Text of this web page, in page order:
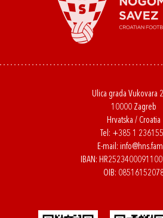
Ulica grada Vukovara
10000 Zagreb
Hrvatska / Croatia
Tel: +385 1
E-mail:
IBAN:
OIB: